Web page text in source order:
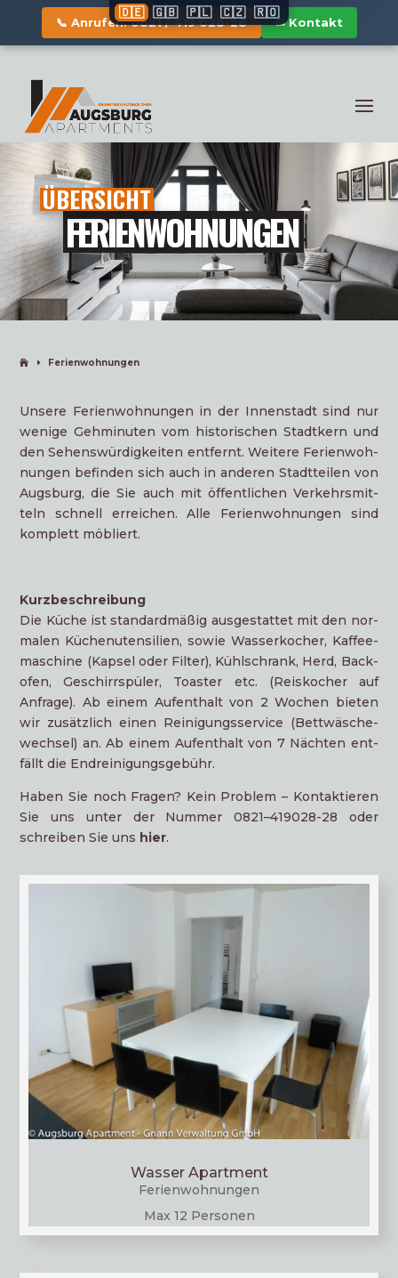
📞 Anrufen: 0821 / 419 028-28 ✉ Kontakt
🇩🇪 🇬🇧 🇵🇱 🇨🇿 🇷🇴
ÜBER­SICHT
FERI­EN­WOH­NUN­GEN
Feri­en­woh­nun­gen
Unse­re Feri­en­woh­nun­gen in der Innen­stadt sind nur
weni­ge Geh­mi­nu­ten vom his­to­ri­schen Stadt­kern und
den Sehens­wür­dig­kei­ten ent­fernt. Wei­te­re Feri­en­woh­
nun­gen befin­den sich auch in ande­ren Stadt­tei­len von
Augs­burg, die Sie auch mit öffent­li­chen Ver­kehrs­mit­
teln schnell errei­chen. Alle Feri­en­woh­nun­gen sind
kom­plett möbliert.
Kurz­be­schrei­bung
Die Küche ist stan­dard­mä­ßig aus­ge­stat­tet mit den nor­
ma­len Küchen­uten­si­li­en, sowie Was­ser­ko­cher, Kaf­fee­
ma­schi­ne (Kap­sel oder Fil­ter), Kühl­schrank, Herd, Back­
ofen, Geschirr­spü­ler, Toas­ter etc. (Reis­ko­cher auf
Anfra­ge). Ab einem Auf­ent­halt von 2 Wochen bie­ten
wir zusätz­lich einen Rei­ni­gungs­ser­vice (Bett­wä­sche­
wech­sel) an. Ab einem Auf­ent­halt von 7 Näch­ten ent­
fällt die Endreinigungsgebühr.
Haben Sie noch Fra­gen? Kein Pro­blem – Kon­tak­tie­ren
Sie uns unter der Num­mer 0821–419028-28 oder
schrei­ben Sie uns hier.
Wasser Apartment
Feri­en­woh­nun­gen
Max 12 Personen